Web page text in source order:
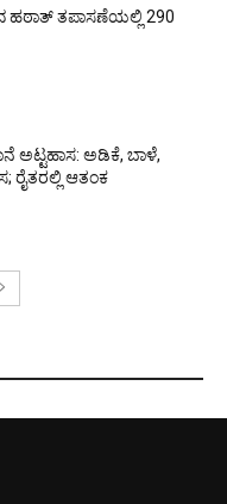
ಹಠಾತ್ ತಪಾಸಣೆಯಲ್ಲಿ 290
ಅಟ್ಟಹಾಸ: ಅಡಿಕೆ, ಬಾಳೆ,
ರೈತರಲ್ಲಿ ಆತಂಕ